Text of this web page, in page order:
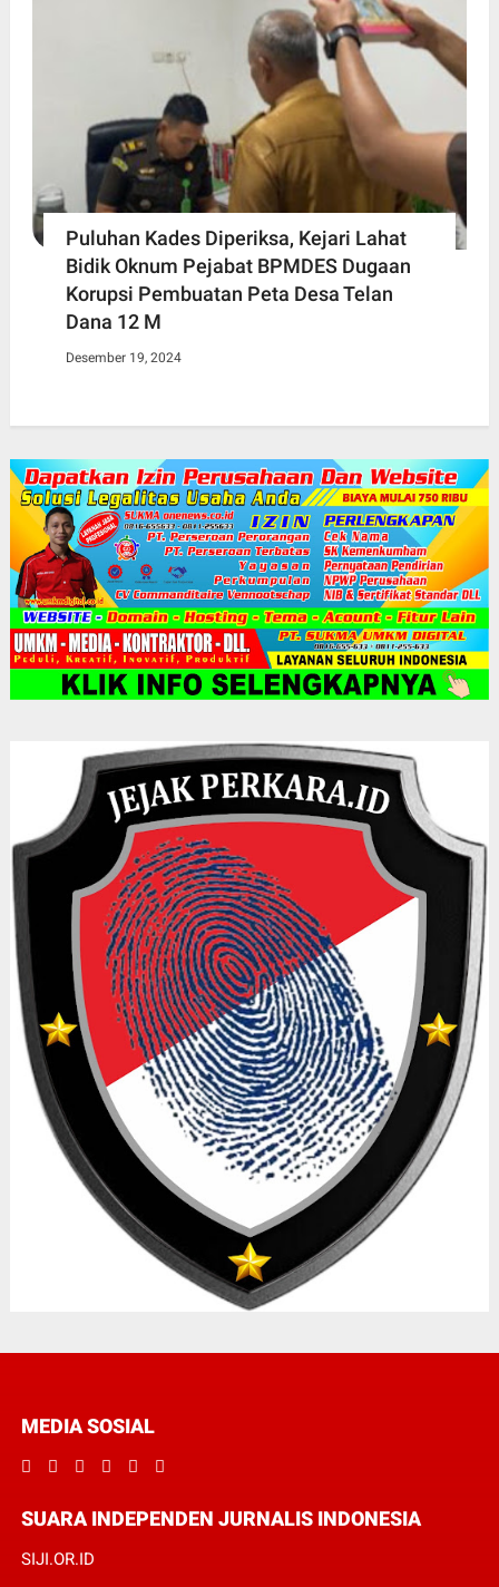
Puluhan Kades Diperiksa, Kejari Lahat
Bidik Oknum Pejabat BPMDES Dugaan
Korupsi Pembuatan Peta Desa Telan
Dana 12 M
Desember 19, 2024
MEDIA SOSIAL
SUARA INDEPENDEN JURNALIS INDONESIA
SIJI.OR.ID